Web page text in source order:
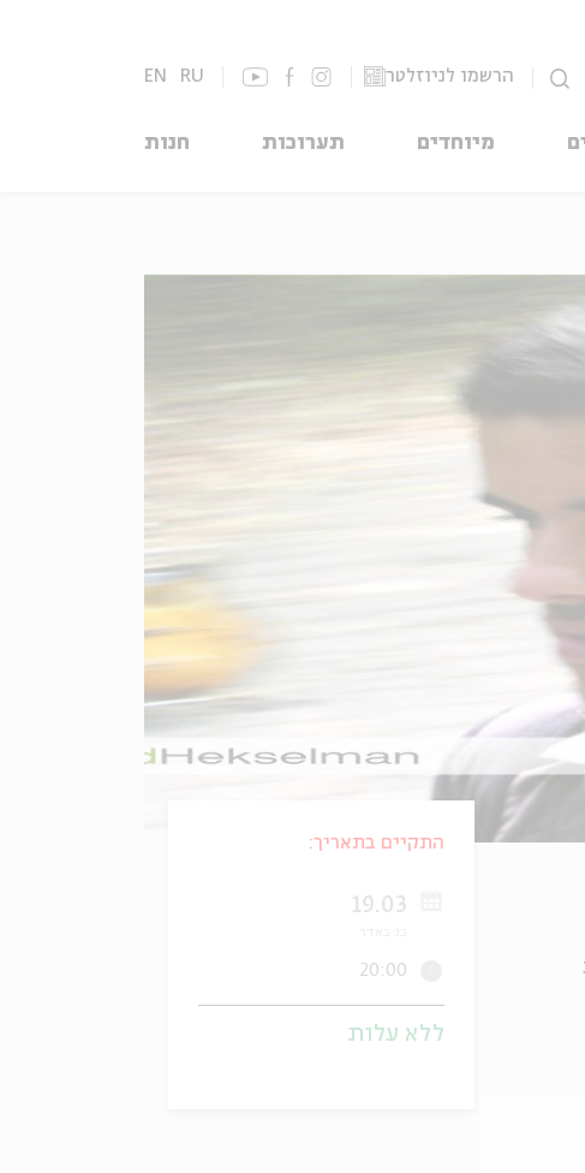
הרשמו לניוזלטר EN RU
מיוחדים תערוכות חנות
התקיים בתאריך:
19.03
20:00
ללא עלות